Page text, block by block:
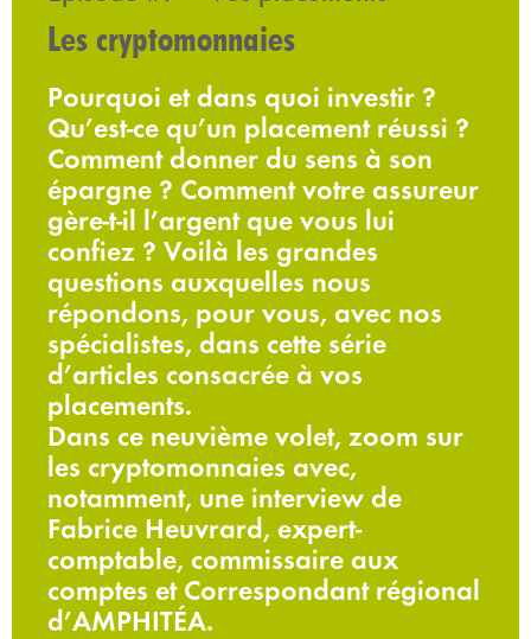
Les cryptomonnaies
Pourquoi et dans quoi investir ?
Qu’est-ce qu’un placement réussi ?
Comment donner du sens à son
épargne ? Comment votre assureur
gère-t-il l’argent que vous lui
confiez ? Voilà les grandes
questions auxquelles nous
répondons, pour vous, avec nos
spécialistes, dans cette série
d’articles consacrée à vos
placements.
Dans ce neuvième volet, zoom sur
les cryptomonnaies avec,
notamment, une interview de
Fabrice Heuvrard, expert-
comptable, commissaire aux
comptes et Correspondant régional
d’AMPHITÉA.